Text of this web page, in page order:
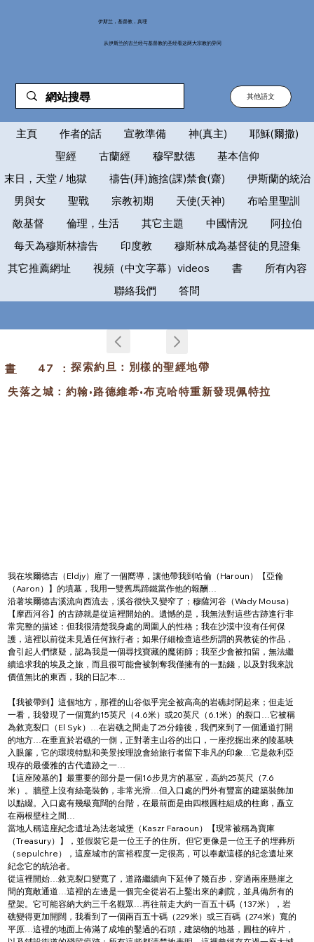
伊斯兰，基督教，真理
从伊斯兰的古兰经与基督教的圣经看这两大宗教的异同
其他語文
主頁 作者的話 宣教準備 神(真主)
耶穌(爾撒)
聖經
古蘭經 穆罕默德
基本信仰
末日，天堂 / 地獄
禱告(拜)施捨(課)禁食(齋)
伊斯蘭的統治
男與女
聖戰 宗教初期 天使(天神)
布哈里聖訓
敵基督
倫理，生活 其它主題 中國情況
阿拉伯
每天為穆斯林禱告
印度教
穆斯林成為基督徒的見證集
其它推薦網址
視頻（中文字幕）videos 書
所有內容
聯絡我們
答問
失落之城：約翰•路德維希•布克哈特重新發現佩特拉
探索約旦：別樣的聖經地帶
書
我在埃爾德吉（Eldjy）雇了一個嚮導，讓他帶我到哈倫（Haroun）【亞倫
（Aaron）】的墳墓，我用一雙舊馬蹄鐵當作他的報酬…
沿著埃爾德吉溪流向西流去，溪谷很快又變窄了；穆薩河谷（Wady Mousa）
【摩西河谷】的古跡就是從這裡開始的。遺憾的是，我無法對這些古跡進行非
常完整的描述：但我很清楚我身處的周圍人的性格；我在沙漠中沒有任何保
護，這裡以前從未見過任何旅行者；如果仔細檢查這些所謂的異教徒的作品，
會引起人們懷疑，認為我是一個尋找寶藏的魔術師；我至少會被扣留，無法繼
續追求我的埃及之旅，而且很可能會被剝奪我僅擁有的一點錢，以及對我來說
價值無比的東西，我的日記本…
【我被帶到】這個地方，那裡的山谷似乎完全被高高的岩礁封閉起來；但走近
一看，我發現了一個寬約15英尺（4.6米）或20英尺（6.1米）的裂口…它被稱
為敘克裂口（El Syk）…在岩礁之間走了25分鐘後，我們來到了一個通道打開
的地方…在垂直於岩礁的一側，正對著主山谷的出口，一座挖掘出來的陵墓映
入眼簾，它的環境特點和美景按理說會給旅行者留下非凡的印象…它是敘利亞
現存的最優雅的古代遺跡之一…
【這座陵墓的】最重要的部分是一個16步見方的墓室，高約25英尺（7.6
米）。牆壁上沒有絲毫裝飾，非常光滑…但入口處的門外有豐富的建築裝飾加
以點綴。入口處有幾級寬闊的台階，在最前面是由四根圓柱組成的柱廊，矗立
在兩根壁柱之間…
當地人稱這座紀念遺址為法老城堡（Kaszr Faraoun）【現常被稱為寶庫
（Treasury）】，並假裝它是一位王子的住所。但它更像是一位王子的埋葬所
（sepulchre），這座城市的富裕程度一定很高，可以奉獻這樣的紀念遺址來
紀念它的統治者。
從這裡開始…敘克裂口變寬了，道路繼續向下延伸了幾百步，穿過兩座懸崖之
間的寬敞通道…這裡的左邊是一個完全從岩石上鑿出來的劇院，並具備所有的
壁架。它可能容納大約三千名觀眾…再往前走大約一百五十碼（137米），岩
礁變得更加開闊，我看到了一個兩百五十碼（229米）或三百碼（274米）寬的
平原…這裡的地面上佈滿了成堆的鑿過的石頭，建築物的地基，圓柱的碎片，
47 ：